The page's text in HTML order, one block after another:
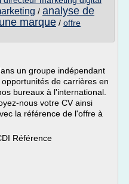
/ analyse de
marque / offre
un groupe indépendant
de carrières en
bureaux à l'international.
nous votre CV ainsi
la référence de l'offre à
Référence